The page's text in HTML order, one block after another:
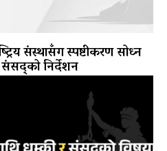
संस्थासँग स्पष्टीकरण सोध्न
निर्देशन